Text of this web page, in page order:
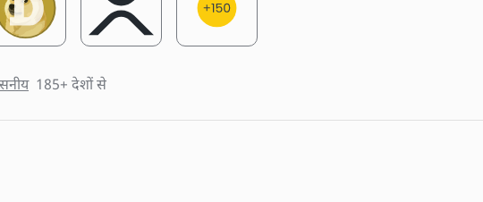
185+ देशों से